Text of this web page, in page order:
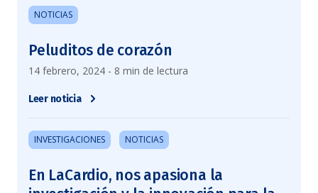
NOTICIAS
Peluditos de corazón
14 febrero, 2024 - 8 min de lectura
Leer noticia
INVESTIGACIONES NOTICIAS
En LaCardio, nos apasiona la